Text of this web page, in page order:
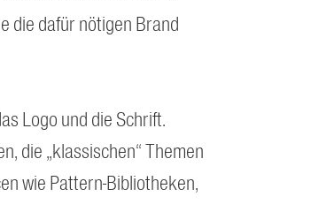
die dafür nötigen Brand
Logo und die Schrift.
die „klassischen“ Themen
wie Pattern-Bibliotheken,